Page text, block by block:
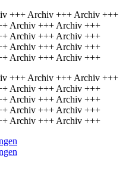
+++ Archiv +++ Archiv +++
Archiv +++ Archiv +++
Archiv +++ Archiv +++
Archiv +++ Archiv +++
Archiv +++ Archiv +++
+++ Archiv +++ Archiv +++
Archiv +++ Archiv +++
Archiv +++ Archiv +++
Archiv +++ Archiv +++
Archiv +++ Archiv +++